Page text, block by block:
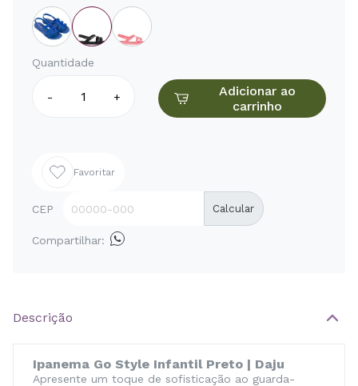
Quantidade
- +
Adicionar ao
carrinho
Favoritar
CEP Calcular
Compartilhar:
Descrição
Ipanema Go Style Infantil Preto | Daju
Apresente um toque de sofisticação ao guarda-